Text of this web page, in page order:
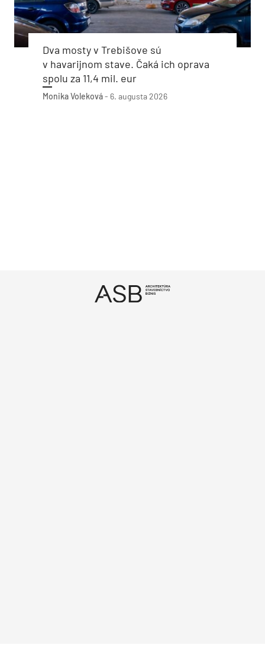
Dva mosty v Trebišove sú
v havarijnom stave. Čaká ich oprava
spolu za 11,4 mil. eur
Monika Voleková- 6. augusta 2026